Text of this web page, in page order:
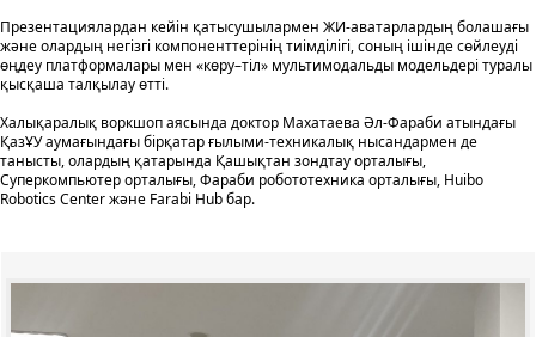
Презентациялардан кейін қатысушылармен ЖИ-аватарлардың болашағы
және олардың негізгі компоненттерінің тиімділігі, соның ішінде сөйлеуді
өңдеу платформалары мен «көру–тіл» мультимодальды модельдері туралы
қысқаша талқылау өтті.
Халықаралық воркшоп аясында доктор Махатаева Әл-Фараби атындағы
ҚазҰУ аумағындағы бірқатар ғылыми-техникалық нысандармен де
танысты, олардың қатарында Қашықтан зондтау орталығы,
Суперкомпьютер орталығы, Фараби робототехника орталығы, Huibo
Robotics Center және Farabi Hub бар.